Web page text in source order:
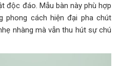
độc đáo. Mẫu bàn này phù hợp
phong cách hiện đại pha chút
nhàng mà vẫn thu hút sự chú